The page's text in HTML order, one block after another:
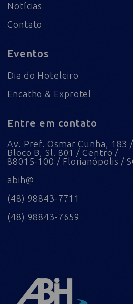
Notícias
Contato
Eventos
Dia do Hoteleiro
Encatho & Exprotel
Entre em contato
Av. Pref. Osmar Cunha, 183 /
Bloco B, Sl. 801 / Centro /
88015-100 / Florianópolis /
abih@
(48) 98843-7711
(48) 98843-7659